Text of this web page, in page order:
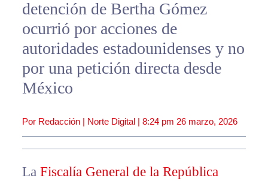
detención de Bertha Gómez
ocurrió por acciones de
autoridades estadounidenses y no
por una petición directa desde
México
Por Redacción | Norte Digital | 8:24 pm 26 marzo, 2026
La Fiscalía General de la República